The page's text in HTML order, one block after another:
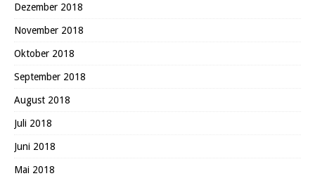
Dezember 2018
November 2018
Oktober 2018
September 2018
August 2018
Juli 2018
Juni 2018
Mai 2018